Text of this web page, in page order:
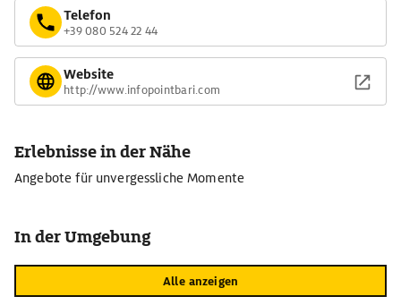
Telefon
+39 080 524 22 44
Website
http://www.infopointbari.com
Erlebnisse in der Nähe
Angebote für unvergessliche Momente
In der Umgebung
Alle anzeigen